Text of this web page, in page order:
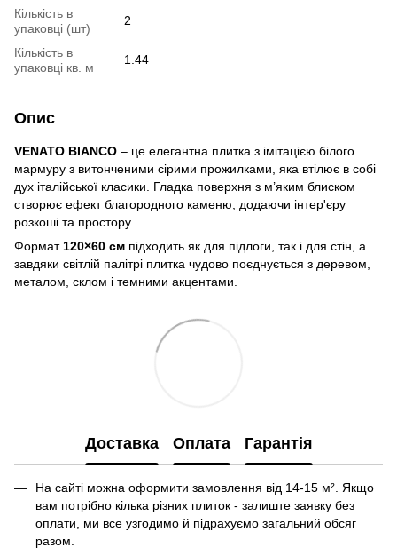
Кількість в
упаковці (шт)
2
Кількість в
упаковці кв. м
1.44
Опис
VENATO BIANCO – це елегантна плитка з імітацією білого
мармуру з витонченими сірими прожилками, яка втілює в собі
дух італійської класики. Гладка поверхня з м’яким блиском
створює ефект благородного каменю, додаючи інтер'єру
розкоші та простору.
Формат 120×60 см підходить як для підлоги, так і для стін, а
завдяки світлій палітрі плитка чудово поєднується з деревом,
металом, склом і темними акцентами.
Доставка Оплата Гарантія
На сайті можна оформити замовлення від 14-15 м². Якщо
вам потрібно кілька різних плиток - залиште заявку без
оплати, ми все узгодимо й підрахуємо загальний обсяг
разом.